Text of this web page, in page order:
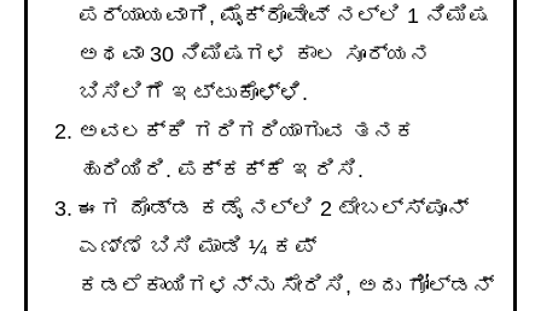
ಪರ್ಯಾಯವಾಗಿ, ಮೈಕ್ರೊವೇವ್ ನಲ್ಲಿ 1 ನಿಮಿಷ
ಅಥವಾ 30 ನಿಮಿಷಗಳ ಕಾಲ ಸೂರ್ಯನ
ಬಿಸಿಲಿಗೆ ಇಟ್ಟುಕೊಳ್ಳಿ.
ಅವಲಕ್ಕಿ ಗರಿಗರಿಯಾಗುವ ತನಕ
ಹುರಿಯಿರಿ. ಪಕ್ಕಕ್ಕೆ ಇರಿಸಿ.
ಈಗ ದೊಡ್ಡ ಕಡೈ ನಲ್ಲಿ 2 ಟೇಬಲ್ಸ್ಪೂನ್
ಎಣ್ಣೆ ಬಿಸಿ ಮಾಡಿ ¼ ಕಪ್
ಕಡಲೆಕಾಯಿಗಳನ್ನು ಸೇರಿಸಿ, ಅದು ಗೋಲ್ಡನ್